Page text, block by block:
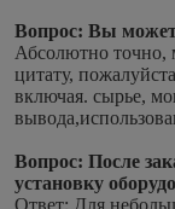
Вопрос: Вы
Абсолютно точно,
цитату,
включая. сырье,
Вопрос: После
установку
Ответ: Для